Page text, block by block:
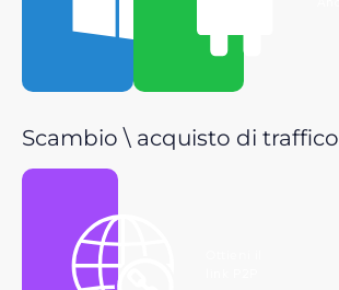
Scambio \ acquisto di traffico